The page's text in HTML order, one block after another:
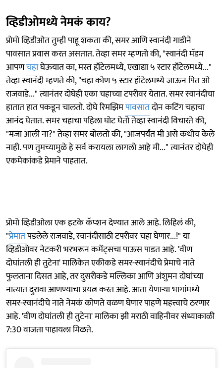
व्हिडीओमध्ये नेमकं काय?
प्रोमो व्हिडीओत तुम्ही पाहू शकता की, समर आणि स्वानंदी गाडीने
पावसात प्रवास करत असतात. तेव्हा समर म्हणतो की, "स्वानंदी मॅडम
आपणचहाघेऊयात का, मस्त हॉटेलमध्ये, एखाद्या ५ स्टार हॉटेलमध्ये..."
तेव्हा स्वानंदी म्हणते की, "चहा कोण ५ स्टार हॉटेलमध्ये जाऊन पित ओ
राजवाडे..." त्यानंतर दोघेही एका चहाच्या टपरीवर येतात. समर स्वानंदीचा
हातात हात पकडून चालतो. दोघे रिमझिमपावसातदोन कटिंग चहाचा
आनंद घेतात. समर चहाचा पहिला घोट घेतो तेव्हा स्वानंदी विचारते की,
"मजा आली ना?" तेव्हा समर बोलतो की, "आजपर्यंत मी असे कधीच केले
नाही. पण तुमच्यामुळे हे सर्व करायला लागलो आहे मी..." त्यानंतर दोघेही
एकमेकांकडे प्रेमाने पाहतात.
प्रोमो व्हिडीओला एक हटके कॅप्शन देण्यात आले आहे. लिहिलं की,
"प्रेमातपडलेले राजवाडे, स्वानंदीसाठी टपरीवर चहा घेणार...!" या
व्हिडीओवर नेटकरी भरभरून कमेंट्सचा पाऊस पाडत आहे. 'वीण
दोघांतली ही तुटेना' मालिकेत एकीकडे समर-स्वानंदीचे प्रेमाचे नाते
फुलताना दिसत आहे, तर दुसरीकडे मल्लिका आणि अंशुमन दोघांच्या
नात्यात दुरावा आणण्याचा प्रयत्न करत आहे. आता येणाऱ्या भागांमध्ये
समर-स्वानंदीचे नाते नेमकं कोणते वळण घेणार पाहणे महत्त्वाचे ठरणार
आहे. 'वीण दोघांतली ही तुटेना' मालिका झी मराठी वाहिनीवर संध्याकाळी
7:30 वाजता पाहायला मिळते.